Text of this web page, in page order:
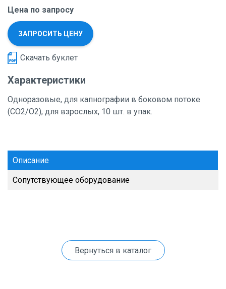
Цена по запросу
ЗАПРОСИТЬ ЦЕНУ
Скачать буклет
Характеристики
Одноразовые, для капнографии в боковом потоке
(CO2/O2), для взрослых, 10 шт. в упак.
Описание
Сопутствующее оборудование
Вернуться в каталог